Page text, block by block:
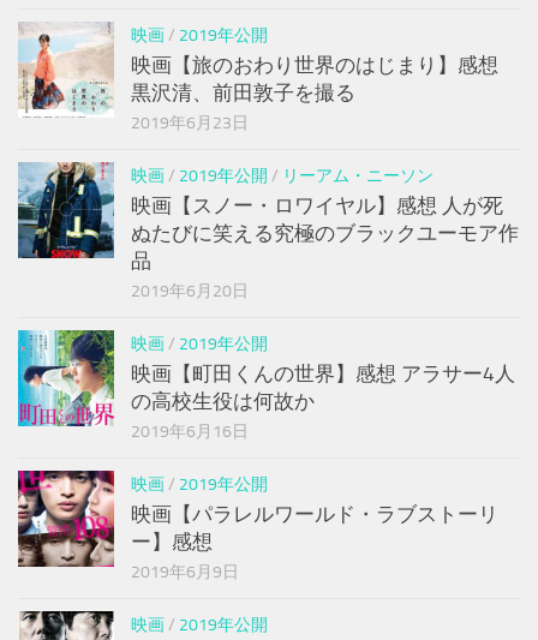
映画/ 2019年公開
映画【旅のおわり世界のはじまり】感想
黒沢清、前田敦子を撮る
2019年6月23日
映画/ 2019年公開 / リーアム・ニーソン
映画【スノー・ロワイヤル】感想 人が死
ぬたびに笑える究極のブラックユーモア作
品
2019年6月20日
映画/ 2019年公開
映画【町田くんの世界】感想 アラサー4人
の高校生役は何故か
2019年6月16日
映画/ 2019年公開
映画【パラレルワールド・ラブストーリ
ー】感想
2019年6月9日
映画/ 2019年公開